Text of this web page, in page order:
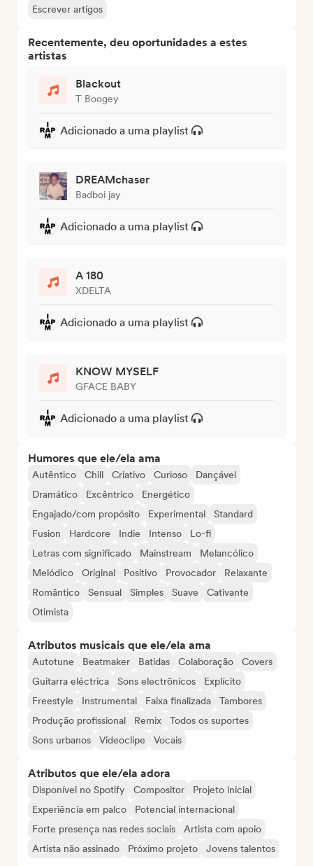
Escrever artigos
Recentemente, deu oportunidades a estes
artistas
Blackout
T Boogey
Adicionado a uma playlist
DREAMchaser
Badboi jay
Adicionado a uma playlist
A 180
XDELTA
Adicionado a uma playlist
KNOW MYSELF
GFACE BABY
Adicionado a uma playlist
Humores que ele/ela ama
Autêntico Chill Criativo Curioso
Dançável
Dramático
Excêntrico
Energético
Engajado/com propósito
Experimental
Standard
Fusion
Hardcore Indie Intenso
Lo-fi
Letras com significado
Mainstream
Melancólico
Melódico
Original Positivo Provocador
Relaxante
Romântico
Sensual Simples Suave
Cativante
Otimista
Atributos musicais que ele/ela ama
Autotune Beatmaker Batidas Colaboração
Covers
Guitarra eléctrica
Sons electrônicos
Explícito
Freestyle
Instrumental Faixa finalizada
Tambores
Produção profissional
Remix
Todos os suportes
Sons urbanos
Videoclipe Vocais
Atributos que ele/ela adora
Disponível no Spotify Compositor
Projeto inicial
Experiência em palco
Potencial internacional
Forte presença nas redes sociais
Artista com apoio
Artista não assinado
Próximo projeto Jovens talentos